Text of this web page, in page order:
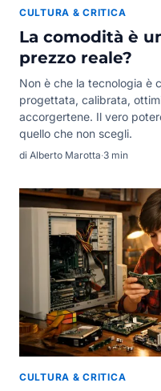
CULTURA & CRITICA
La comodità è
prezzo reale?
Non è che la tecnologia è
progettata, calibrata,
accorgertene. Il vero
quello che non scegli.
di Alberto Marotta·3 min
CULTURA & CRITICA